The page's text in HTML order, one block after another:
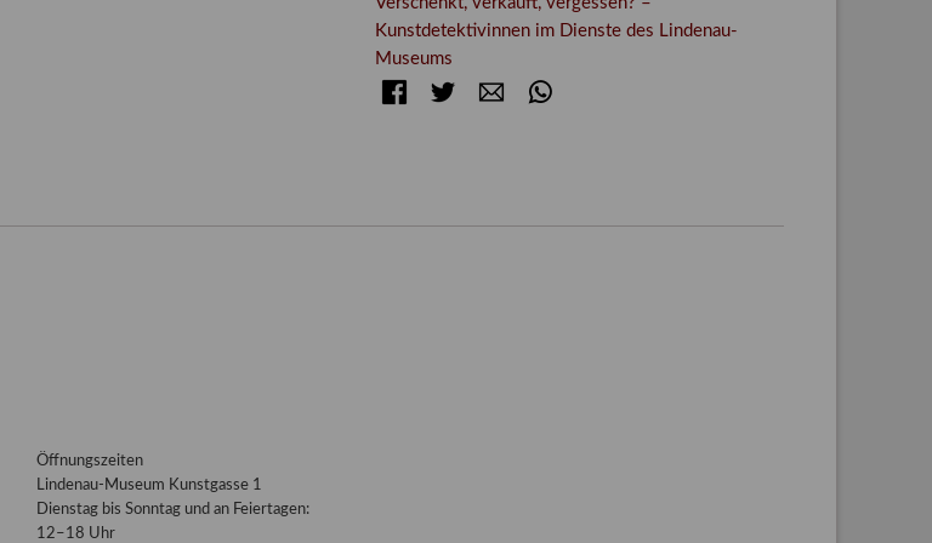
Kunstdetektivinnen im Dienste des Lindenau-
Museums
FacebookTwitter E-mail
Öffnungszeiten
Lindenau-Museum Kunstgasse 1
Dienstag bis Sonntag und an Feiertagen:
12–18 Uhr